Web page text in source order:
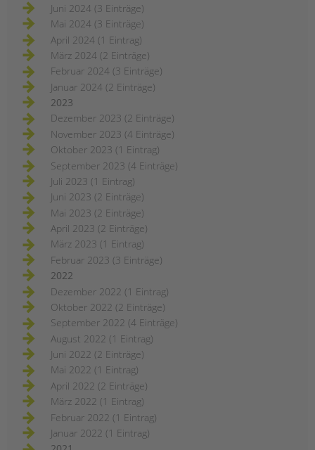
Juni 2024 (3 Einträge)
Mai 2024 (3 Einträge)
April 2024 (1 Eintrag)
März 2024 (2 Einträge)
Februar 2024 (3 Einträge)
Januar 2024 (2 Einträge)
2023
Dezember 2023 (2 Einträge)
November 2023 (4 Einträge)
Oktober 2023 (1 Eintrag)
September 2023 (4 Einträge)
Juli 2023 (1 Eintrag)
Juni 2023 (2 Einträge)
Mai 2023 (2 Einträge)
April 2023 (2 Einträge)
März 2023 (1 Eintrag)
Februar 2023 (3 Einträge)
2022
Dezember 2022 (1 Eintrag)
Oktober 2022 (2 Einträge)
September 2022 (4 Einträge)
August 2022 (1 Eintrag)
Juni 2022 (2 Einträge)
Mai 2022 (1 Eintrag)
April 2022 (2 Einträge)
März 2022 (1 Eintrag)
Februar 2022 (1 Eintrag)
Januar 2022 (1 Eintrag)